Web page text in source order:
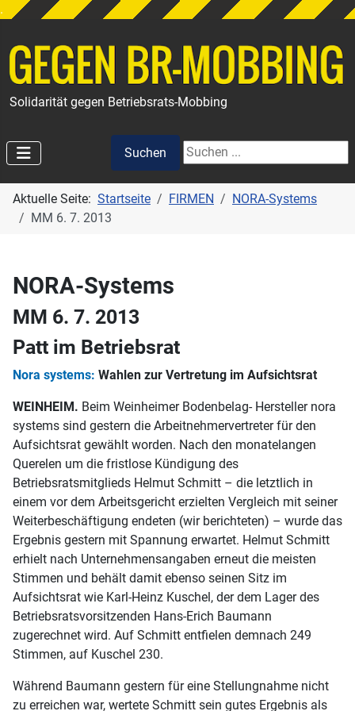
.
Solidarität gegen Betriebsrats-Mobbing
Suchen
Suchen
Aktuelle Seite: Startseite FIRMEN
NORA-Systems
MM 6. 7. 2013
NORA-Systems
MM 6. 7. 2013
Patt im Betriebsrat
Nora systems: Wahlen zur Vertretung im Aufsichtsrat
WEINHEIM. Beim Weinheimer Bodenbelag- Hersteller nora
systems sind gestern die Arbeitnehmervertreter für den
Aufsichtsrat gewählt worden. Nach den monatelangen
Querelen um die fristlose Kündigung des
Betriebsratsmitglieds Helmut Schmitt – die letztlich in
einem vor dem Arbeitsgericht erzielten Vergleich mit seiner
Weiterbeschäftigung endeten (wir berichteten) – wurde das
Ergebnis gestern mit Spannung erwartet. Helmut Schmitt
erhielt nach Unternehmensangaben erneut die meisten
Stimmen und behält damit ebenso seinen Sitz im
Aufsichtsrat wie Karl-Heinz Kuschel, der dem Lager des
Betriebsratsvorsitzenden Hans-Erich Baumann
zugerechnet wird. Auf Schmitt entfielen demnach 249
Stimmen, auf Kuschel 230.
Während Baumann gestern für eine Stellungnahme nicht
zu erreichen war, wertete Schmitt sein gutes Ergebnis als